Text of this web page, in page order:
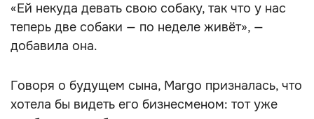
«Ей некуда девать свою собаку, так что у нас
теперь две собаки — по неделе живёт», —
добавила она.
Говоря о будущем сына, Margo призналась, что
хотела бы видеть его бизнесменом: тот уже